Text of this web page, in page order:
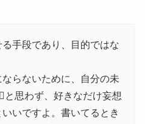
手段であり、目的ではな
らないために、自分の未
と思わず、好きなだけ妄想
いですよ。書いてるとき